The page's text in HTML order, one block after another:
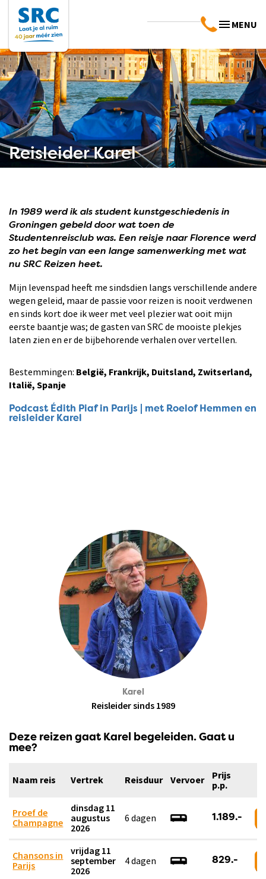
MENU
Reisleider Karel
In 1989 werd ik als student kunstgeschiedenis in
Groningen gebeld door wat toen de
Studentenreisclub was. Een reisje naar Florence werd
zo het begin van een lange samenwerking met wat
nu SRC Reizen heet.
Mijn levenspad heeft me sindsdien langs verschillende andere
wegen geleid, maar de passie voor reizen is nooit verdwenen
en sinds kort doe ik weer met veel plezier wat ooit mijn
eerste baantje was; de gasten van SRC de mooiste plekjes
laten zien en er de bijbehorende verhalen over vertellen.
Bestemmingen: België, Frankrijk, Duitsland, Zwitserland,
Italië, Spanje
Podcast Édith Piaf in Parijs | met Roelof Hemmen en
reisleider Karel
Karel
Reisleider sinds 1989
Deze reizen gaat Karel begeleiden. Gaat u
mee?
Naam reis Vertrek Reisduur Vervoer
Prijs
p.p.
Proef de
Champagne
dinsdag 11
augustus
2026
6 dagen 1.189.-
Chansons in
Parijs
vrijdag 11
september
2026
4 dagen 829.-